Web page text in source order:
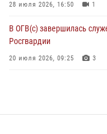
28 июля 2026, 16:50 1
В ОГВ(с) завершилась
Росгвардии
20 июля 2026, 09:25 3